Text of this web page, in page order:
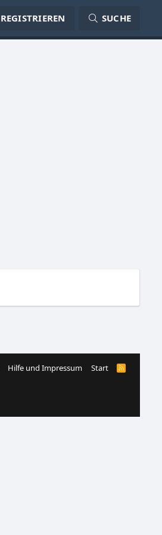
REGISTRIEREN SUCHE
Hilfe und Impressum Start
R